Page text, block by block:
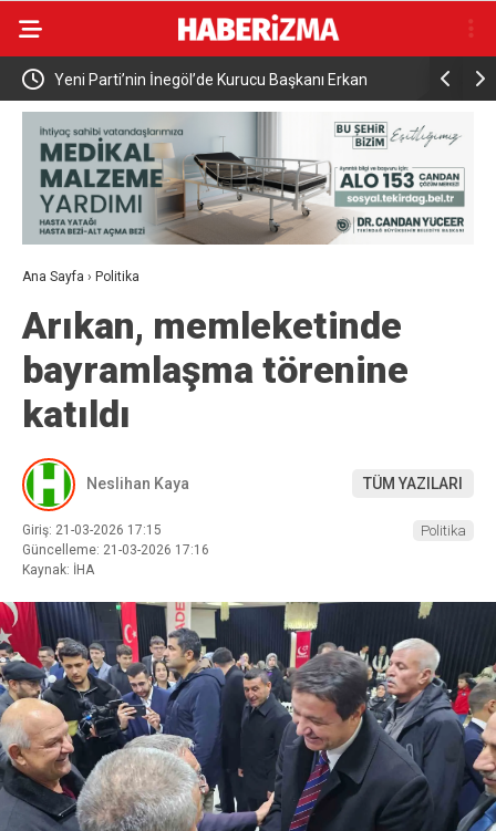
İş Yeni Parti’nin İnegöl’de Kurucu Başkanı Erkan
Dönmez Oldu.
Elektrikli
yaralandı
Ana Sayfa › Politika
Arıkan, memleketinde
bayramlaşma törenine
katıldı
Neslihan Kaya TÜM YAZILARI
Giriş: 21-03-2026 17:15
Güncelleme: 21-03-2026 17:16
Kaynak: İHA
Politika